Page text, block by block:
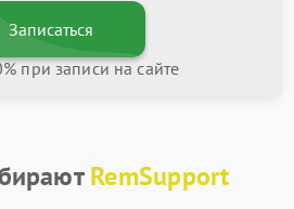
Записаться
при записи на сайте
RemSupport